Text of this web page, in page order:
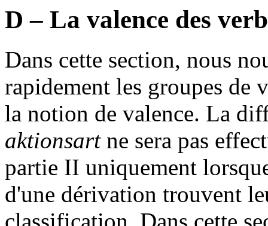
D – La valence des
Dans cette section, nous
rapidement les groupes de
la notion de valence. La
aktionsartne sera pas
partie II uniquement
d'une dérivation trouvent